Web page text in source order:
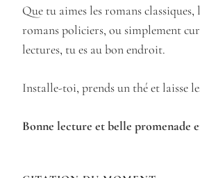
Que tu aimes les romans classiques,
romans policiers, ou simplement
lectures, tu es au bon endroit.
Installe-toi, prends un thé et laisse
Bonne lecture et belle promenade